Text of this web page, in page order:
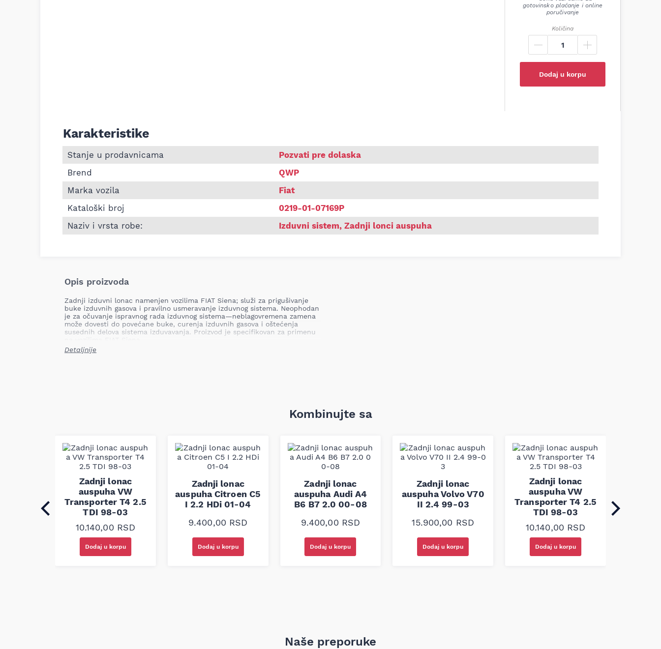
gotovinsko plaćanje i online
poručivanje
Količina
Dodaj u korpu
Informacije o Zadnji lonac auspuha Fiat Siena
Karakteristike
Stanje u prodavnicama
Pozvati pre dolaska
Brend
QWP
Marka vozila
Fiat
Kataloški broj
0219-01-07169P
Naziv i vrsta robe:
Izduvni sistem, Zadnji lonci auspuha
Opis proizvoda
Zadnji izduvni lonac namenjen vozilima FIAT Siena; služi za prigušivanje
buke izduvnih gasova i pravilno usmeravanje izduvnog sistema. Neophodan
je za očuvanje ispravnog rada izduvnog sistema—neblagovremena zamena
može dovesti do povećane buke, curenja izduvnih gasova i oštećenja
susednih delova sistema izduvavanja. Proizvod je specifikovan za primenu
Mesto ugradnje: Zadnji
dimenzija i funkcionalnosti, obezbeđujući odgovarajuće prigušenje i protok
Detaljnije
Kombinujte sa
Zadnji lonac
auspuha VW
Transporter T4 2.5
TDI 98-03
10.140,00 RSD
Dodaj u korpu
Zadnji lonac
auspuha Citroen C5
I 2.2 HDi 01-04
9.400,00 RSD
Dodaj u korpu
Zadnji lonac
auspuha Audi A4
B6 B7 2.0 00-08
9.400,00 RSD
Dodaj u korpu
Zadnji lonac
auspuha Volvo V70
II 2.4 99-03
15.900,00 RSD
Dodaj u korpu
Zadnji lonac
auspuha VW
Transporter T4 2.5
TDI 98-03
10.140,00 RSD
Dodaj u korpu
Naše preporuke